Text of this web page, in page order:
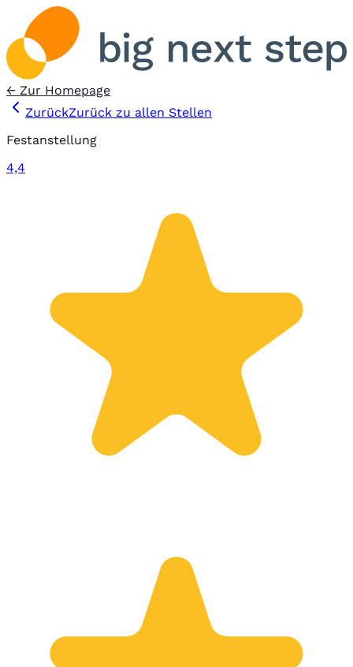
← Zur Homepage
ZurückZurück zu allen Stellen
Festanstellung
4,4